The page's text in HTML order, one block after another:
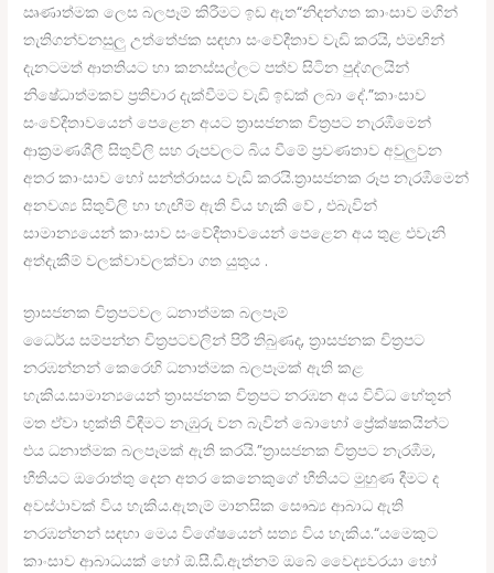
ඍණාත්මක ලෙස බලපෑම් කිරීමට ඉඩ ඇත“නිදන්ගත කාංසාව මගින්
තැතිගන්වනසුලු උත්තේජක සඳහා සංවේදීතාව වැඩි කරයි, එමඟින්
දැනටමත් ආතතියට හා කනස්සල්ලට පත්ව සිටින පුද්ගලයින්
නිෂේධාත්මකව ප්‍රතිචාර දැක්වීමට වැඩි ඉඩක් ලබා දේ.”කාංසාව
සංවේදීතාවයෙන් පෙළෙන අයට ත්‍රාසජනක චිත්‍රපට නැරඹීමෙන්
ආක්‍රමණශීලී සිතුවිලි සහ රූපවලට බිය වීමේ ප්‍රවණතාව අවුලුවන
අතර කාංසාව හෝ සන්ත්රාසය වැඩි කරයි.ත්‍රාසජනක රූප නැරඹීමෙන්
අනවශ්‍ය සිතුවිලි හා හැඟීම් ඇති විය හැකි වේ , එබැවින්
සාමාන්‍යයෙන් කාංසාව සංවේදීතාවයෙන් පෙළෙන අය තුළ එවැනි
අත්දැකීම් වලක්වාවලක්වා ගත යුතුය .
ත්‍රාසජනක චිත්‍රපටවල ධනාත්මක බලපෑම්
ධෛර්ය සම්පන්න චිත්‍රපටවලින් පිරී තිබුණද, ත්‍රාසජනක චිත්‍රපට
නරඹන්නන් කෙරෙහි ධනාත්මක බලපෑමක් ඇති කළ
හැකිය.සාමාන්‍යයෙන් ත්‍රාසජනක චිත්‍රපට නරඹන අය විවිධ හේතූන්
මත ඒවා භුක්ති විඳීමට නැඹුරු වන බැවින් බොහෝ ප්‍රේක්ෂකයින්ට
එය ධනාත්මක බලපෑමක් ඇති කරයි.”ත්‍රාසජනක චිත්‍රපට නැරඹීම,
භීතියට ඔරොත්තු දෙන අතර කෙනෙකුගේ භීතියට මුහුණ දීමට ද
අවස්ථාවක් විය හැකිය.ඇතැම් මානසික සෞඛ්‍ය ආබාධ ඇති
නරඹන්නන් සඳහා මෙය විශේෂයෙන් සත්‍ය විය හැකිය.“යමෙකුට
කාංසාව ආබාධයක් හෝ ඕ.සී.ඩී.ඇත්නම් ඔබේ වෛද්‍යවරයා හෝ